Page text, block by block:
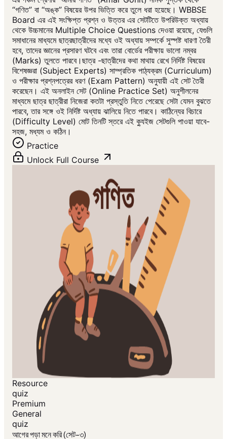
“গণিত” বা “অঙ্ক” বিষয়ের উপর ভিত্তি করে তুলে ধরা হয়েছে। WBBSE
Board এর এই সংক্ষিপ্ত প্রশ্ন ও উত্তর এর সেটটিতে উপরিউক্ত অধ্যায়
থেকে উচ্চমানের Multiple Choice Questions দেওয়া রয়েছে, যেগুলি
সমাধানের মাধ্যমে ছাত্রছাত্রীদের মধ্যে ওই অধ্যায় সম্পর্কে সুস্পষ্ট ধারণা তৈরী
হবে, তাদের জ্ঞানের প্রসারণ ঘটবে এবং তারা বোর্ডের পরীক্ষায় ভালো নম্বর
(Marks) তুলতে পারবে।ছাত্র -ছাত্রীদের কথা মাথায় রেখে নির্দিষ্ট বিষয়ের
বিশেষজ্ঞরা (Subject Experts) সাম্প্রতিক পাঠ্যক্রম (Curriculum)
ও পরীক্ষার প্রশ্নপত্রের ধরণ (Exam Pattern) অনুযায়ী এই সেট তৈরী
করেছেন। এই অনলাইন সেট (Online Practice Set) অনুশীলনের
মাধ্যমে ছাত্র ছাত্রীরা নিজেরা কতটা প্রস্তুতি নিতে পেরেছে সেটা যেমন বুঝতে
পারবে, তার সঙ্গে ওই নির্দিষ্ট অধ্যায় ঝালিয়ে নিতে পারবে। কাঠিন্যের বিচারে
(Difficulty Level) মোট তিনটি স্তরে এই ক্যুইজ সেটগুলি পাওয়া যাবে-
সহজ, মধ্যম ও কঠিন।
Practice
Unlock Full Course
Resource
quiz
Premium
General
quiz
আগের পড়া মনে করি (সেট-৩)